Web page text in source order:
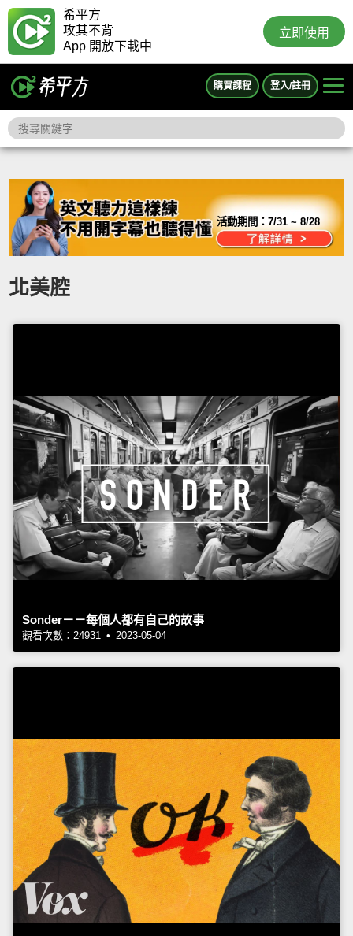
希平方
攻其不背
App 開放下載中
立即使用
購買課程 登入/註冊
活動期間：7/31 ~ 8/28
北美腔
Sonder－－每個人都有自己的故事
觀看次數：24931 • 2023-05-04